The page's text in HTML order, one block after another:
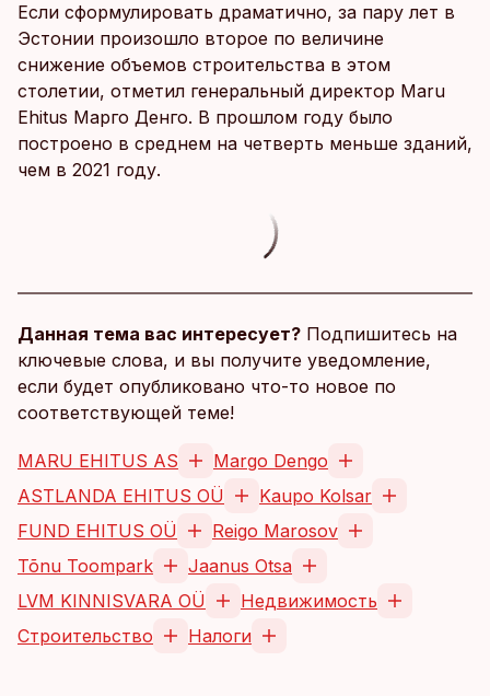
Если сформулировать драматично, за пару лет в
Эстонии произошло второе по величине
снижение объемов строительства в этом
столетии, отметил генеральный директор Maru
Ehitus Марго Денго. В прошлом году было
построено в среднем на четверть меньше зданий,
чем в 2021 году.
Данная тема вас интересует? Подпишитесь на
ключевые слова, и вы получите уведомление,
если будет опубликовано что-то новое по
соответствующей теме!
MARU EHITUS AS
Margo Dengo
ASTLANDA EHITUS OÜ
Kaupo Kolsar
FUND EHITUS OÜ
Reigo Marosov
Tõnu Toompark
Jaanus Otsa
LVM KINNISVARA OÜ
Недвижимость
Строительство
Налоги